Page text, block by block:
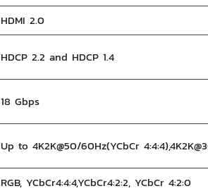
HDMI 2.0
HDCP 2.2 and HDCP 1.4
18 Gbps
Up to 4K2K@50/60Hz(YCbCr
RGB, YCbCr4:4:4,YCbCr4:2:2, YCbCr 4:2:0